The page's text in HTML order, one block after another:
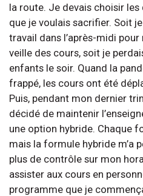
la route. Je devais choisir
que je voulais sacrifier. Soit
travail dans l’après-midi
veille des cours, soit je
enfants le soir. Quand la
frappé, les cours ont été
Puis, pendant mon dernier
décidé de maintenir
une option hybride. Chaque
mais la formule hybride m’a
plus de contrôle sur mon
assister aux cours en
programme que je